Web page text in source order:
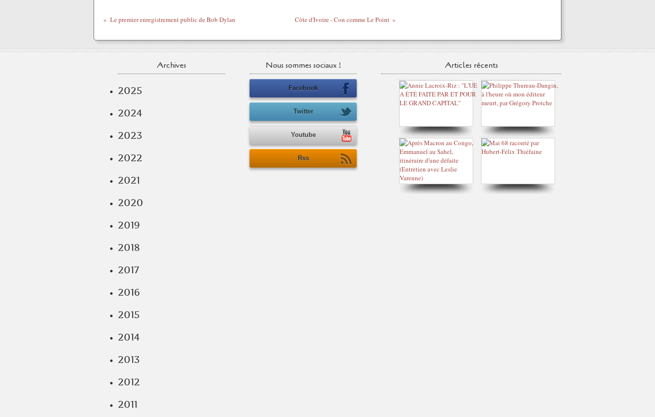
Le premier enregistrement public de Bob Dylan Côte d'Ivoire - Con comme Le Point
Archives
2025
2024
2023
2022
2021
2020
2019
2018
2017
2016
2015
2014
2013
2012
2011
Nous sommes sociaux !
Facebook
Twitter
Youtube
Rss
Articles récents